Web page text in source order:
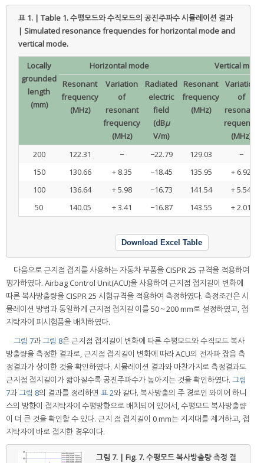
표 1. | Table 1.수평모드와 수직모드의 공진주파수 시뮬레이션 결과
| Simulated resonance frequencies for horizontal mode and
vertical mode.
Locally
grounded
length
(mm)
Horizontal mode
Vertical mode
Resonant
frequency
(MHz)
Variation
of
resonant
frequency
(MHz)
Radiated
electric
field
(dBμ
V/m)
Resonant
frequency
(MHz)
Variation
of
resonant
requency
(MHz)
200 122.31 − −22.79 129.03
−
150
130.66 + 8.35 −18.45 135.95
+ 6.92
100
136.64 + 5.98 −16.73 141.54
+ 5.54
50
140.05 + 3.41 −16.87 143.55 + 2.01
Download Excel Table
다음으로 근지점 접지를 사용하는 자동차 부품을 CISPR 25 규격을 적용하여
평가하였다. Airbag Control Unit(ACU)을 사용하여 근지점 접지길이 변화에
따른 복사방출량을 CISPR 25 시험규격을 적용하여 측정하였다. 측정조건은 시
뮬레이션 방법과 동일하게 근지점 접지길 이를 50～200 mm로 설정하였고, 접
지탁자에 피시험품을 배치하였다.
그림 7과그림 8은 근지점 접지길이 변화에 따른 수평모드와 수직모드 복사
방출량을 측정한 결과로, 근지점 접지길이 변화에 따라 ACU의 전자파 잡음 측
정결과가 상이한 것을 확인하였다. 시뮬레이션 결과와 마찬가지로 측정결과도
근지점 접지길이가 짧아질수록 공진주파수가 높아지는 것을 확인하였다. 그림
7과그림 8의 결과를 정리하면 표 2와 같다. 복사방출의 주 경로인 와이어 하니
스의 방향이 접지탁자에 수평방향으로 배치되어 있어서, 수평모드 복사방출량
이 더 큰 것을 확인할 수 있다. 근지 점 접지길이 0 mm는 지지대를 제거하고, 접
지탁자에 바로 접지한 경우이다.
그림 7. | Fig. 7.수평모드 복사방출량 측정 결